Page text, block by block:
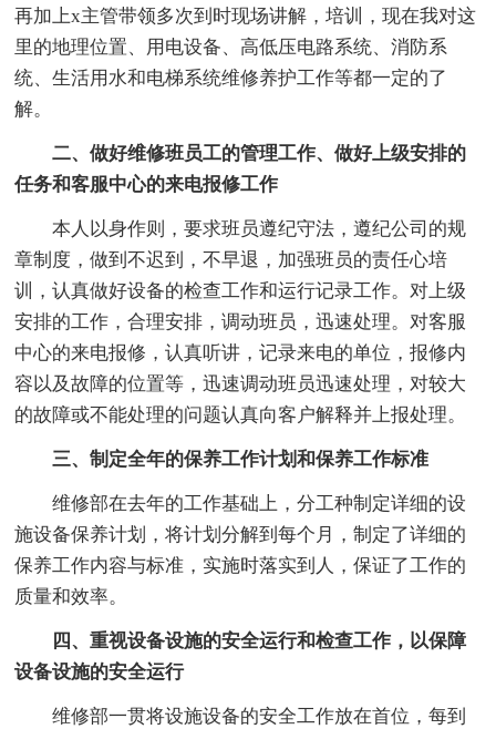
再加上x主管带领多次到时现场讲解，培训，现在我对这
里的地理位置、用电设备、高低压电路系统、消防系
统、生活用水和电梯系统维修养护工作等都一定的了
解。
二、做好维修班员工的管理工作、做好上级安排的
任务和客服中心的来电报修工作
本人以身作则，要求班员遵纪守法，遵纪公司的规
章制度，做到不迟到，不早退，加强班员的责任心培
训，认真做好设备的检查工作和运行记录工作。对上级
安排的工作，合理安排，调动班员，迅速处理。对客服
中心的来电报修，认真听讲，记录来电的单位，报修内
容以及故障的位置等，迅速调动班员迅速处理，对较大
的故障或不能处理的问题认真向客户解释并上报处理。
三、制定全年的保养工作计划和保养工作标准
维修部在去年的工作基础上，分工种制定详细的设
施设备保养计划，将计划分解到每个月，制定了详细的
保养工作内容与标准，实施时落实到人，保证了工作的
质量和效率。
四、重视设备设施的安全运行和检查工作，以保障
设备设施的安全运行
维修部一贯将设施设备的安全工作放在首位，每到